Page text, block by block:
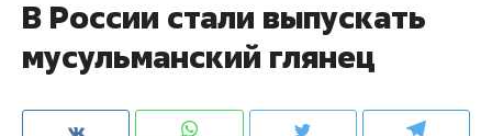
В России стали выпускать
мусульманский глянец